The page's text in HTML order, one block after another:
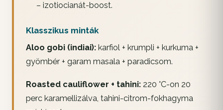
– izotiocianát-boost.
Klasszikus minták
Aloo gobi (indiai): karfiol + krumpli + kurkuma +
gyömbér + garam masala + paradicsom.
Roasted cauliflower + tahini: 220 °C-on 20
perc karamellizálva, tahini-citrom-fokhagyma